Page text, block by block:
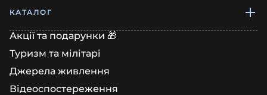
КАТАЛОГ
Акції та подарунки 🎁
Туризм та мілітарі
Джерела живлення
Відеоспостереження